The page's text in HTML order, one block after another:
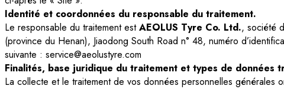
Identité et coordonnées du responsable du traitement.
Le responsable du traitement estAEOLUS Tyre Co. Ltd., société
(province du Henan), Jiaodong South Road n° 48, numéro
suivante : service@aeolustyre.com
Finalités, base juridique du traitement et types de données
La collecte et le traitement de vos données personnelles générales